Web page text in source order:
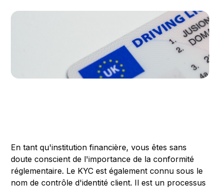
En tant qu'institution financière, vous êtes sans
doute conscient de l'importance de la conformité
réglementaire. Le KYC est également connu sous le
nom de contrôle d'identité client. Il est un processus